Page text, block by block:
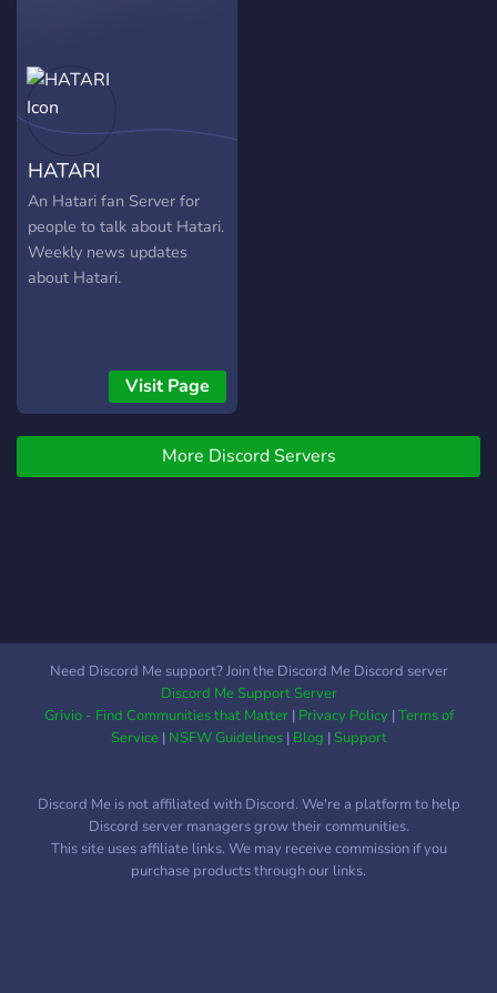
HATARI
An Hatari fan Server for
people to talk about Hatari.
Weekly news updates
about Hatari.
Visit Page
More Discord Servers
Need Discord Me support? Join the Discord Me Discord server
Discord Me Support Server
Grivio - Find Communities that Matter| Privacy Policy|Terms of
Service| NSFW Guidelines| Blog |Support
Discord Me is not affiliated with Discord. We're a platform to help
Discord server managers grow their communities.
This site uses affiliate links. We may receive commission if you
purchase products through our links.